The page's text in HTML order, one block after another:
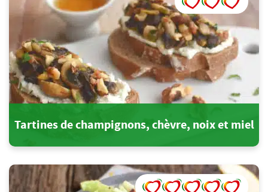
Tartines de champignons, chèvre, noix et miel